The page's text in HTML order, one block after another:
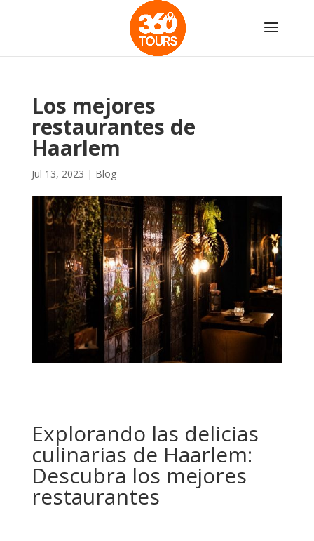
Los mejores
restaurantes de
Haarlem
Jul 13, 2023 | Blog
Explorando las delicias
culinarias de Haarlem:
Descubra los mejores
restaurantes